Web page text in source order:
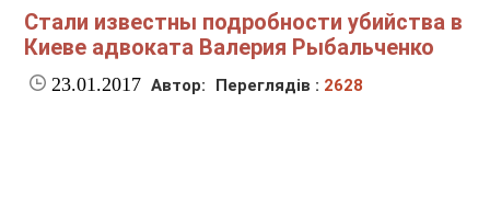
Стали известны подробности убийства в
Киеве адвоката Валерия Рыбальченко
23.01.2017 Автор: Переглядів : 2628